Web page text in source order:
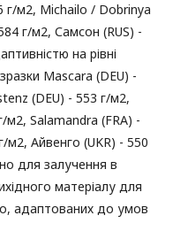
г/м2, Michailo / Dobrinya
г/м2, Самсон (RUS) -
на рівні
Mascara (DEU) -
(DEU) - 553 г/м2,
м2, Salamandra (FRA) -
м2, Айвенго (UKR) - 550
для залучення в
матеріалу для
адаптованих до умов